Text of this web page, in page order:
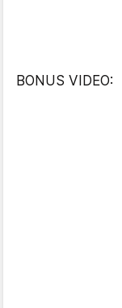
BONUS VIDEO: